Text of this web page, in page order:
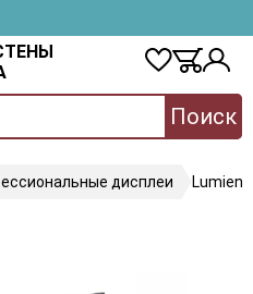
Поиск
дисплеи Lumien